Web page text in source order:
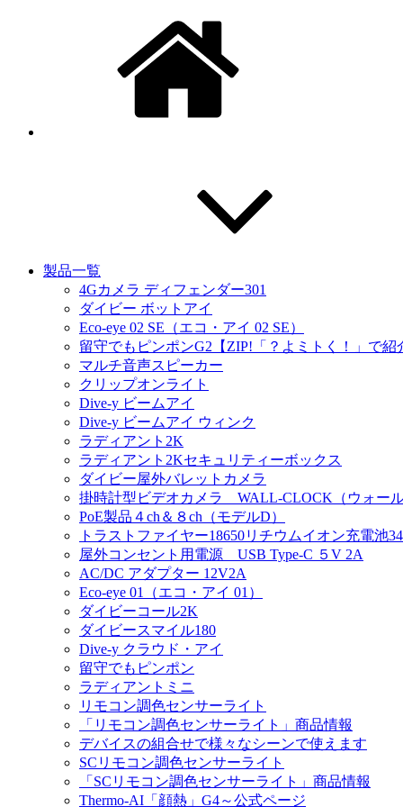
製品一覧
4Gカメラ ディフェンダー301
ダイビー ボットアイ
Eco-eye 02 SE（エコ・アイ 02 SE）
留守でもピンポンG2【ZIP!「？よミトく！」で紹
マルチ音声スピーカー
クリップオンライト
Dive-y ビームアイ
Dive-y ビームアイ ウィンク
ラディアント2K
ラディアント2Kセキュリティーボックス
ダイビー屋外バレットカメラ
掛時計型ビデオカメラ WALL-CLOCK（ウォール
PoE製品４ch＆８ch（モデルD）
トラストファイヤー18650リチウムイオン充電池
屋外コンセント用電源 USB Type-C ５V 2A
AC/DC アダプター 12V2A
Eco-eye 01（エコ・アイ 01）
ダイビーコール2K
ダイビースマイル180
Dive-y クラウド・アイ
留守でもピンポン
ラディアントミニ
リモコン調色センサーライト
「リモコン調色センサーライト」商品情報
デバイスの組合せで様々なシーンで使えます
SCリモコン調色センサーライト
「SCリモコン調色センサーライト」商品情報
Thermo-AI「顔熱」G4～公式ページ